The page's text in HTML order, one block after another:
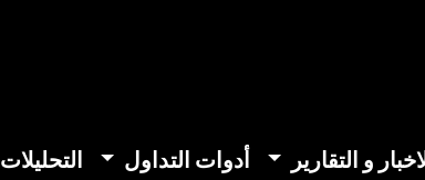
و التقارير أدوات التداول التحليلات